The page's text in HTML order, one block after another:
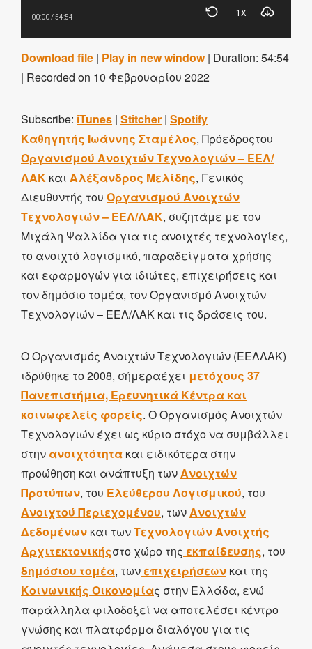
00:00/54:54 1X
Download file | Play in new window| Duration: 54:54
| Recorded on 10 Φεβρουαρίου 2022
Subscribe: iTunes | Stitcher | Spotify
Καθηγητής Ιωάννης Σταμέλος, Πρόεδροςτου
Οργανισμού Ανοιχτών Τεχνολογιών – ΕΕΛ/
ΛΑΚ και Αλέξανδρος Μελίδης, Γενικός
Διευθυντής του Οργανισμού Ανοιχτών
Τεχνολογιών – ΕΕΛ/ΛΑΚ, συζητάμε με τον
Μιχάλη Ψαλλίδα για τις ανοιχτές τεχνολογίες,
το ανοιχτό λογισμικό, παραδείγματα χρήσης
και εφαρμογών για ιδιώτες, επιχειρήσεις και
τον δημόσιο τομέα, τον Οργανισμό Ανοιχτών
Τεχνολογιών – ΕΕΛ/ΛΑΚ και τις δράσεις του.
Ο Οργανισμός Ανοιχτών Τεχνολογιών (ΕΕΛΛΑΚ)
ιδρύθηκε το 2008, σήμεραέχει μετόχους 37
Πανεπιστήμια, Ερευνητικά Κέντρα και
κοινωφελείς φορείς. Ο Οργανισμός Ανοιχτών
Τεχνολογιών έχει ως κύριο στόχο να συμβάλλει
στην ανοιχτότητα και ειδικότερα στην
προώθηση και ανάπτυξη τωνΑνοιχτών
Προτύπων, του Ελεύθερου Λογισμικού, του
Ανοιχτού Περιεχομένου, τωνΑνοιχτών
Δεδομένων και τωνΤεχνολογιών Ανοιχτής
Αρχιτεκτονικήςστο χώρο της εκπαίδευσης, του
δημόσιου τομέα, των επιχειρήσεων και της
Κοινωνικής Οικονομίας στην Ελλάδα, ενώ
παράλληλα φιλοδοξεί να αποτελέσει κέντρο
γνώσης και πλατφόρμα διαλόγου για τις